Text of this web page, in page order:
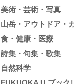
美術・芸術・写真
山岳・アウトドア・
食・健康・医療
詩集・句集・歌集
自然科学